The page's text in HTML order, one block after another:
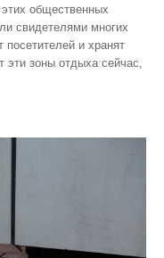
общественных
свидетелями многих
и хранят
эти зоны отдыха сейчас,